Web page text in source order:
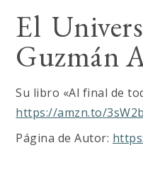
El
Guzmán
Su libro «Al final de
https://amzn.to/
Página de Autor: